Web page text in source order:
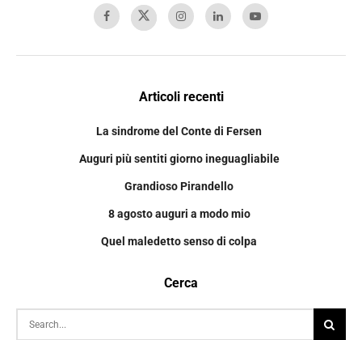
Articoli recenti
La sindrome del Conte di Fersen
Auguri più sentiti giorno ineguagliabile
Grandioso Pirandello
8 agosto auguri a modo mio
Quel maledetto senso di colpa
Cerca